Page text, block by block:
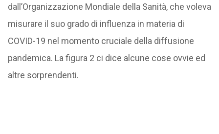
dall’Organizzazione Mondiale della Sanità, che voleva
misurare il suo grado di influenza in materia di
COVID-19 nel momento cruciale della diffusione
pandemica. La figura 2 ci dice alcune cose ovvie ed
altre sorprendenti.